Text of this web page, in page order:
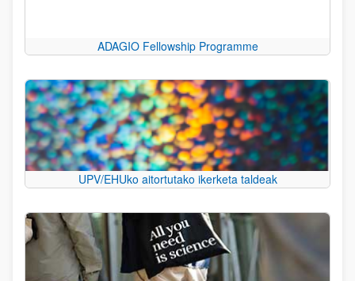
ADAGIO Fellowship Programme
UPV/EHUko aitortutako ikerketa taldeak